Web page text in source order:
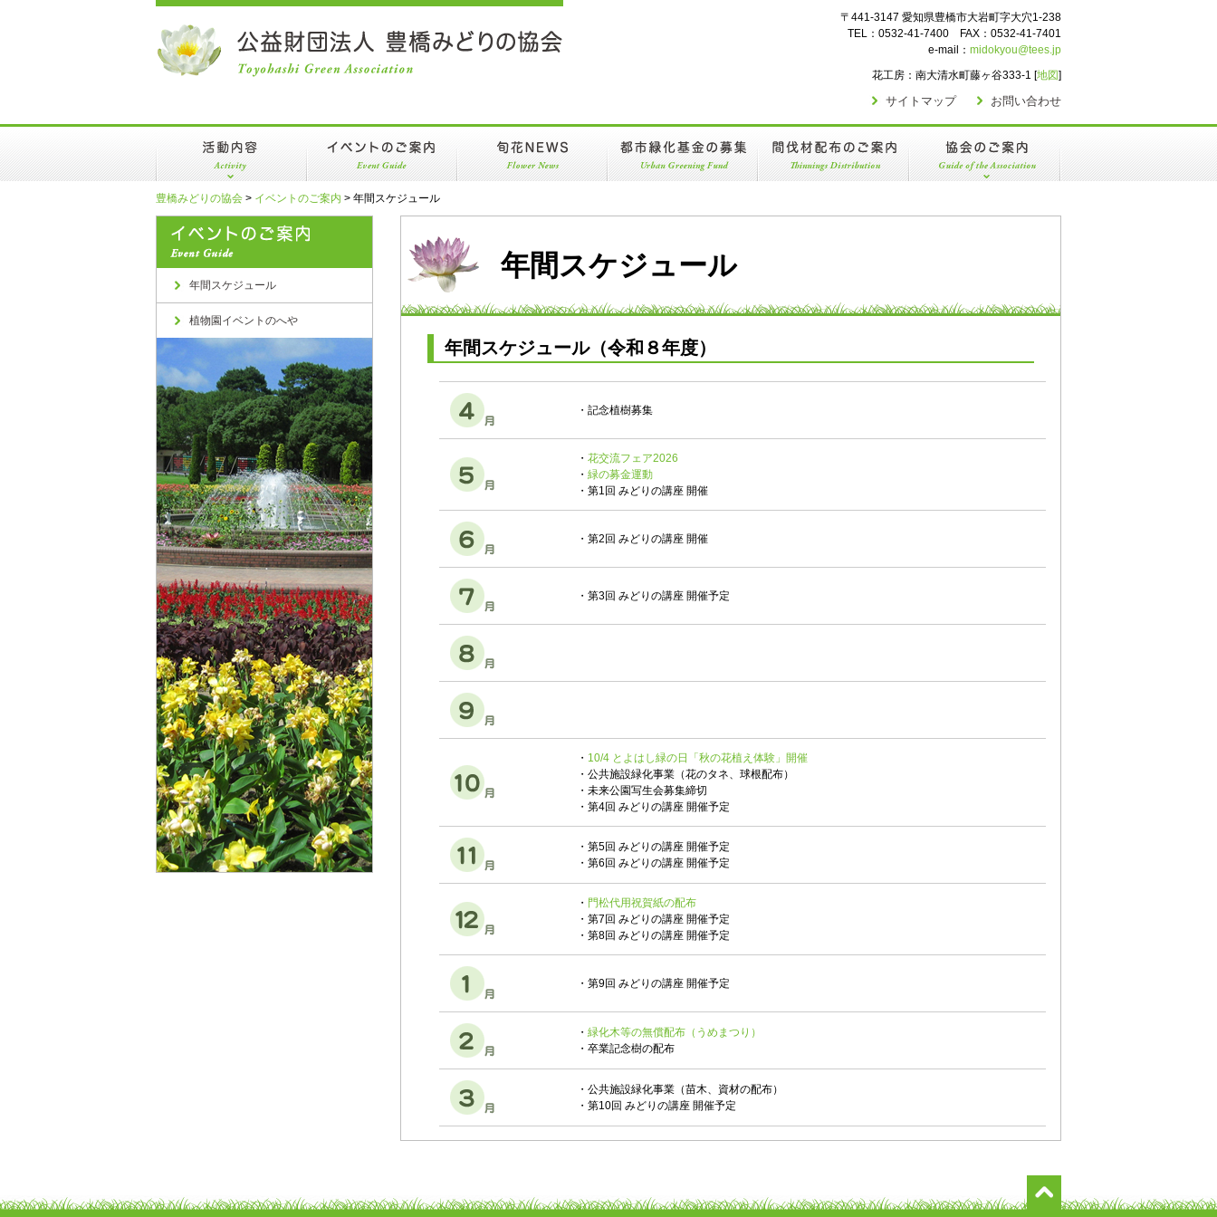
〒441-3147 愛知県豊橋市大岩町字大穴1-238
TEL：0532-41-7400 FAX：0532-41-7401
e-mail： midokyou@tees.jp
花工房：南大清水町藤ヶ谷333-1 [地図]
サイトマップ お問い合わせ
みどりの普及
みどりの支援
年間スケジュール
豊橋みどりの協会 > イベントのご案内 > 年間スケジュール
年間スケジュール
植物園イベントのへや
年間スケジュール
年間スケジュール（令和８年度）
・記念植樹募集
・ 花交流フェア2026
・ 緑の募金運動
・第1回 みどりの講座 開催
・第2回 みどりの講座 開催
・第3回 みどりの講座 開催予定
・ 10/4 とよはし緑の日「秋の花植え体験」開催
・公共施設緑化事業（花のタネ、球根配布）
・未来公園写生会募集締切
・第4回 みどりの講座 開催予定
・第5回 みどりの講座 開催予定
・第6回 みどりの講座 開催予定
・ 門松代用祝賀紙の配布
・第7回 みどりの講座 開催予定
・第8回 みどりの講座 開催予定
・第9回 みどりの講座 開催予定
・ 緑化木等の無償配布（うめまつり）
・卒業記念樹の配布
・公共施設緑化事業（苗木、資材の配布）
・第10回 みどりの講座 開催予定